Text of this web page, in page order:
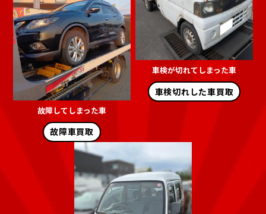
故障してしまった車
故障車買取
車検が切れてしまった車
車検切れした車買取